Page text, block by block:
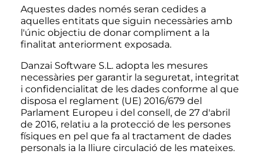
Aquestes dades només seran cedides a
aquelles entitats que siguin necessàries amb
l'únic objectiu de donar compliment a la
finalitat anteriorment exposada.
Danzai Software S.L. adopta les mesures
necessàries per garantir la seguretat, integritat
i confidencialitat de les dades conforme al que
disposa el reglament (UE) 2016/679 del
Parlament Europeu i del consell, de 27 d'abril
de 2016, relatiu a la protecció de les persones
físiques en pel que fa al tractament de dades
personals ia la lliure circulació de les mateixes.